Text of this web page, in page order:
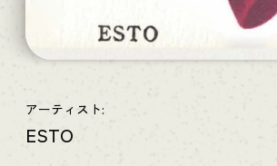
アーティスト:
ESTO